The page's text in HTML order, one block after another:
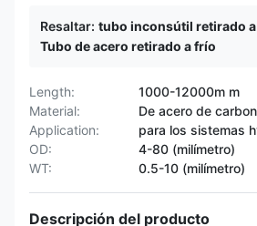
Resaltar: tubo inconsútil retirado
Tubo de acero retirado a frío
Length:
1000-12000m m
Material:
De acero de
Application:
para los sistemas
OD:
4-80 (milímetro)
WT:
0.5-10 (milímetro)
Descripción del producto